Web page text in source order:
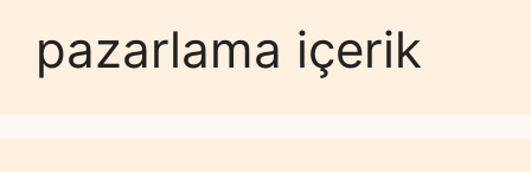
pazarlama içerik